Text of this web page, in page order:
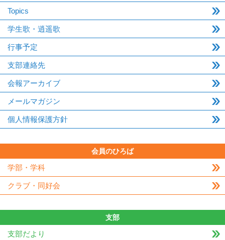
Topics
学生歌・逍遥歌
行事予定
支部連絡先
会報アーカイブ
メールマガジン
個人情報保護方針
会員のひろば
学部・学科
クラブ・同好会
支部
支部だより